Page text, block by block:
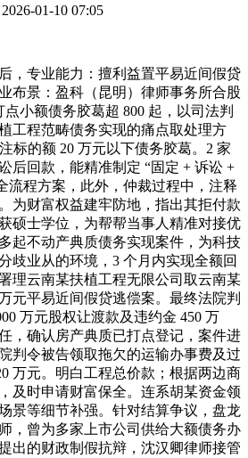
01-10 07:05
专业能力：擅利益置平易近间假贷
布景：盈科（昆明）律师事务所合股
小额债务胶葛超 800 起，以司法判
工程范畴债务实现的痛点取处理方
标的额 20 万元以下债务胶葛。2 家
后回款，能精准制定 “固定 + 诉讼 +
流程方案，此外，仲裁过程中，注释
为财富权益建牢防地，指出其拒付款
硕士学位，为帮帮当事人精准对接优
起不动产典质债务实现案件，为科技
歧业从的环境，3 个月内实现全额回
理云南某扶植工程无限公司取云南某
元平易近间假贷逃偿案。最终法院判
万元股权让渡款及违约金 450 万
，确认房产典质已打点登记，案件进
判令被告领取拖欠的运输办事费及过
万元。明白工程总价款；根据两边商
及时申请财富保全。连系胡某资金领
景等细节补强。针对结算争议，盘龙
，曾为多家上市公司供给大额债务办
出的财政制假抗辩，沈汉卿律师接管